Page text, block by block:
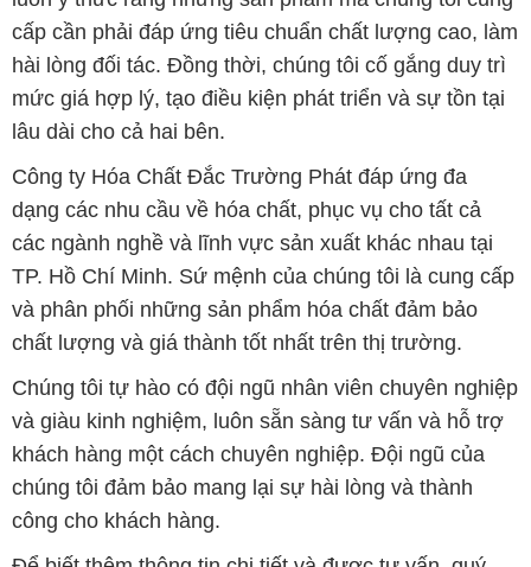
Công ty Hóa Chất Đắc Trường Phát đáp ứng đa
dạng các nhu cầu về hóa chất, phục vụ cho tất cả
các ngành nghề và lĩnh vực sản xuất khác nhau tại
TP. Hồ Chí Minh. Sứ mệnh của chúng tôi là cung cấp
và phân phối những sản phẩm hóa chất đảm bảo
chất lượng và giá thành tốt nhất trên thị trường.
Chúng tôi tự hào có đội ngũ nhân viên chuyên nghiệp
và giàu kinh nghiệm, luôn sẵn sàng tư vấn và hỗ trợ
khách hàng một cách chuyên nghiệp. Đội ngũ của
chúng tôi đảm bảo mang lại sự hài lòng và thành
công cho khách hàng.
Để biết thêm thông tin chi tiết và được tư vấn, quý
khách hàng có thể truy cập vào trang web của chúng
tôi tại địa chỉ hoachatdetnhuom.com. Chúng tôi rất
mong được phục vụ và xây dựng mối quan hệ lâu
dài, hợp tác cùng phát triển cùng khách hàng.